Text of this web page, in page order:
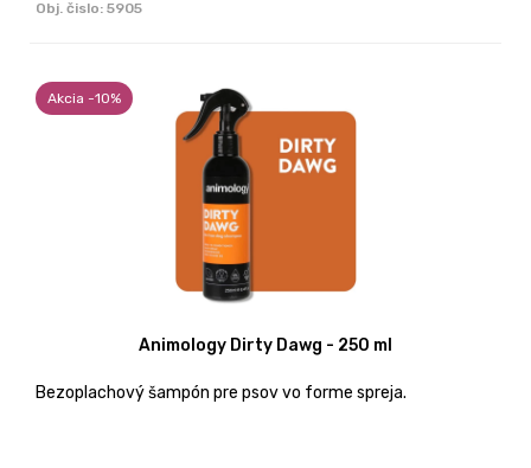
Obj. čislo: 5905
Akcia -10%
Animology Dirty Dawg - 250 ml
Bezoplachový šampón pre psov vo forme spreja.